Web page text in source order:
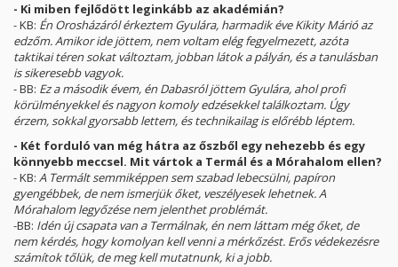
- Ki miben fejlődött leginkább az akadémián?
- KB: Én Orosházáról érkeztem Gyulára, harmadik éve Kikity Márió az
edzőm. Amikor ide jöttem, nem voltam elég fegyelmezett, azóta
taktikai téren sokat változtam, jobban látok a pályán, és a tanulásban
is sikeresebb vagyok.
- BB: Ez a második évem, én Dabasról jöttem Gyulára, ahol profi
körülményekkel és nagyon komoly edzésekkel találkoztam. Úgy
érzem, sokkal gyorsabb lettem, és technikailag is előrébb léptem.
- Két forduló van még hátra az őszből egy nehezebb és egy
könnyebb meccsel. Mit vártok a Termál és a Mórahalom ellen?
- KB: A Termált semmiképpen sem szabad lebecsülni, papíron
gyengébbek, de nem ismerjük őket, veszélyesek lehetnek. A
Mórahalom legyőzése nem jelenthet problémát.
-BB: Idén új csapata van a Termálnak, én nem láttam még őket, de
nem kérdés, hogy komolyan kell venni a mérkőzést. Erős védekezésre
számítok tőlük, de meg kell mutatnunk, ki a jobb.